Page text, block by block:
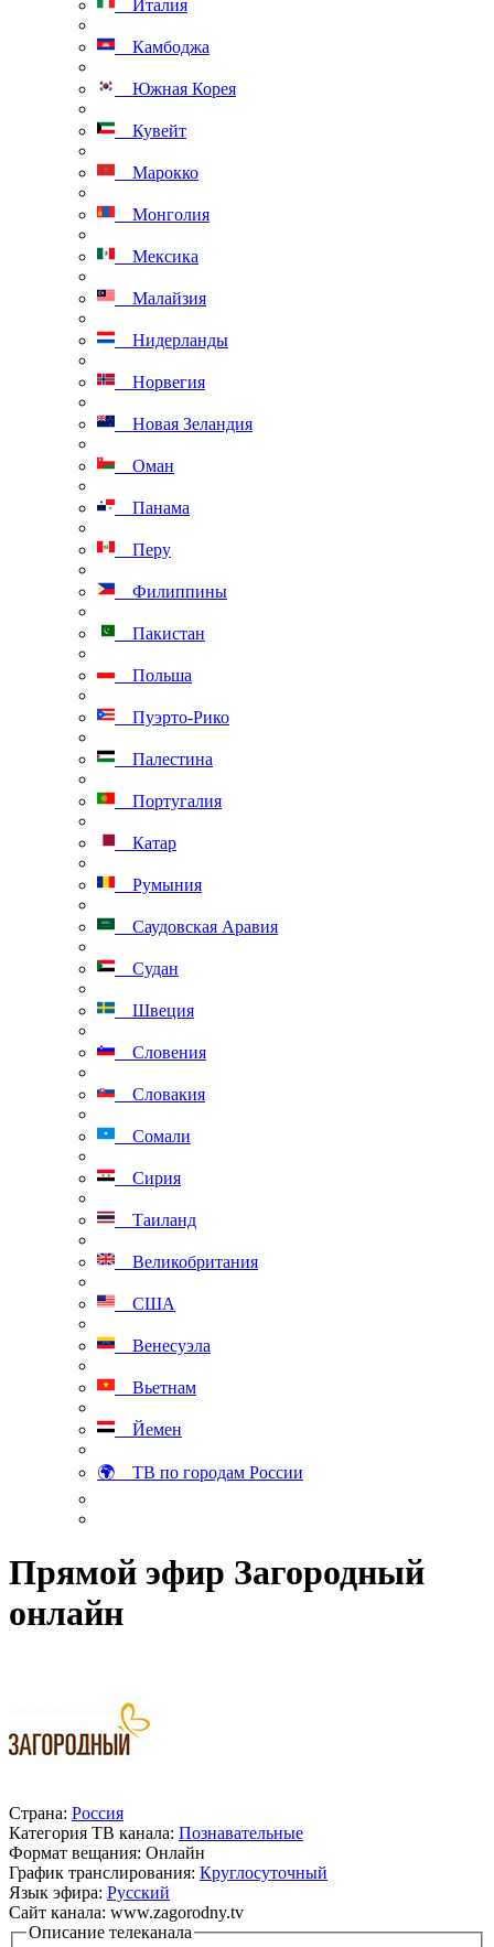
Италия
Камбоджа
Южная Корея
Кувейт
Марокко
Монголия
Мексика
Малайзия
Нидерланды
Норвегия
Новая Зеландия
Оман
Панама
Перу
Филиппины
Пакистан
Польша
Пуэрто-Рико
Палестина
Португалия
Катар
Румыния
Саудовская Аравия
Судан
Швеция
Словения
Словакия
Сомали
Сирия
Таиланд
Великобритания
США
Венесуэла
Вьетнам
Йемен
🌍 ТВ по городам России
Прямой эфир Загородный
онлайн
Страна: Россия
Категория ТВ канала: Познавательные
Формат вещания: Онлайн
График транслирования: Круглосуточный
Язык эфира: Русский
Сайт канала: www.zagorodny.tv
Описание телеканала